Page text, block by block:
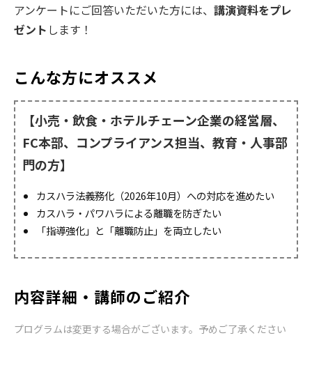
アンケートにご回答いただいた方には、 講演資料をプレ
ゼント します！
こんな方にオススメ
【小売・飲食・ホテルチェーン企業の経営層、
FC本部、コンプライアンス担当、教育・人事部
門の方】
カスハラ法義務化（2026年10月）への対応を進めたい
カスハラ・パワハラによる離職を防ぎたい
「指導強化」と「離職防止」を両立したい
内容詳細・講師のご紹介
プログラムは変更する場合がございます。予めご了承ください